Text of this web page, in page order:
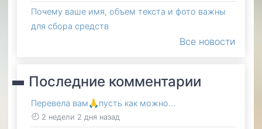
Почему ваше имя, объем текста и фото важны
для сбора средств
Все новости
Последние комментарии
Перевела вам🙏пусть как можно…
2 недели 2 дня назад